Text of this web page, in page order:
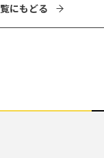
にもどる